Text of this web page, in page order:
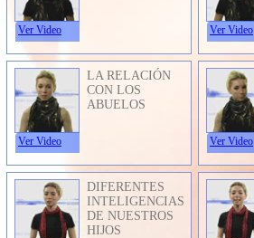
Ver Video Ver Video
Ver Video
LA RELACIÓN
CON LOS
ABUELOS
Ver Video
DIFERENTES
INTELIGENCIAS
DE NUESTROS
HIJOS